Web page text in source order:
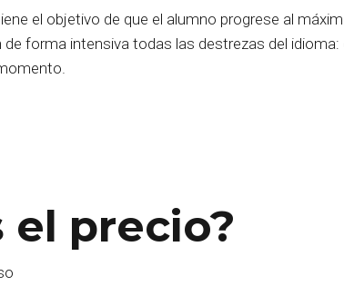
el objetivo de que el alumno progrese al
forma intensiva todas las destrezas del
el precio?